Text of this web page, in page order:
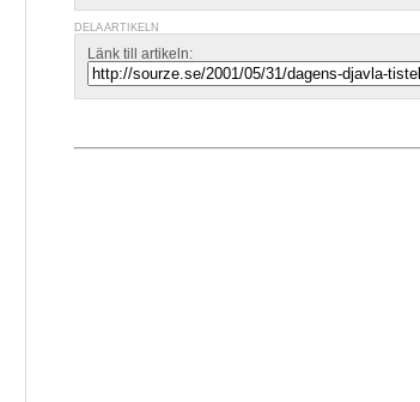
DELA ARTIKELN
Länk till artikeln: